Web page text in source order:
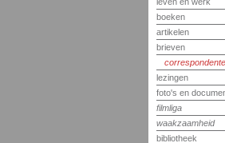
boeken
artikelen
brieven
lezingen
foto's en
filmliga
waakzaamheid
bibliotheek